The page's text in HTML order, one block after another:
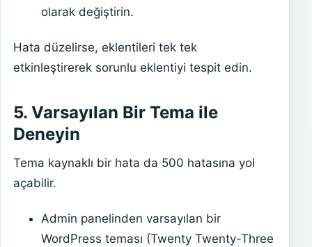
olarak değiştirin.
Hata düzelirse, eklentileri tek tek
etkinleştirerek sorunlu eklentiyi tespit edin.
5. Varsayılan Bir Tema ile
Deneyin
Tema kaynaklı bir hata da 500 hatasına yol
açabilir.
Admin panelinden varsayılan bir
WordPress teması (Twenty Twenty-Three